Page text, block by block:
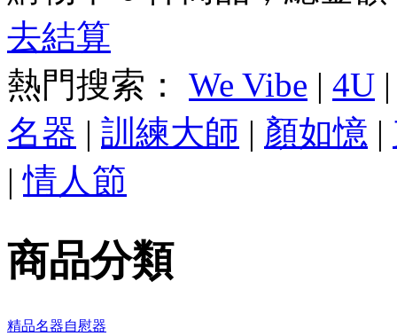
去結算
熱門搜索： We Vibe | 4U
名器 | 訓練大師 | 顏如憶 |
|情人節
商品分類
精品名器自慰器